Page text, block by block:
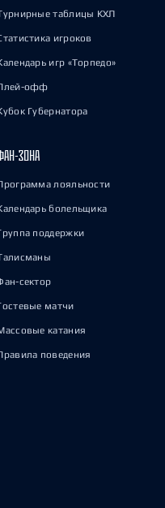
таблицы КХЛ
игроков
игр «Торпедо»
офф
Губернатора
ЗОНА
лояльности
болельщика
поддержки
сектор
матчи
катания
поведения